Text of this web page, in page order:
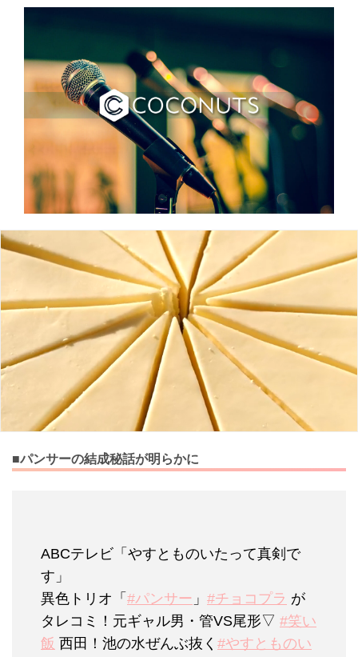
■パンサーの結成秘話が明らかに
ABCテレビ「やすとものいたって真剣で
す」
異色トリオ「 #パンサー 」 #チョコプラ が
タレコミ！元ギャル男・管VS尾形▽ #笑い
飯 西田！池の水ぜんぶ抜く #やすとものい